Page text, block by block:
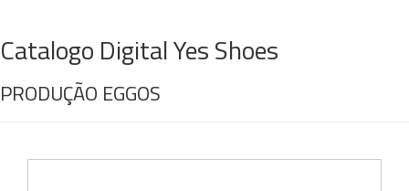
Catalogo Digital Yes Shoes
PRODUÇÃO EGGOS